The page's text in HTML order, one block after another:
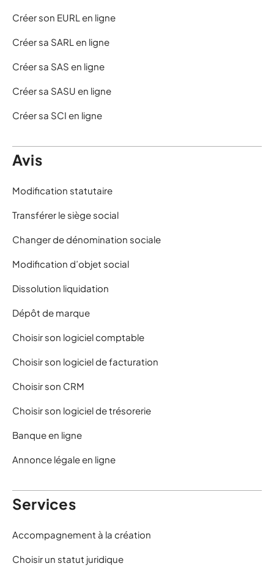
Créer son EURL en ligne
Créer sa SARL en ligne
Créer sa SAS en ligne
Créer sa SASU en ligne
Créer sa SCI en ligne
Avis
Modification statutaire
Transférer le siège social
Changer de dénomination sociale
Modification d’objet social
Dissolution liquidation
Dépôt de marque
Choisir son logiciel comptable
Choisir son logiciel de facturation
Choisir son CRM
Choisir son logiciel de trésorerie
Banque en ligne
Annonce légale en ligne
Services
Accompagnement à la création
Choisir un statut juridique